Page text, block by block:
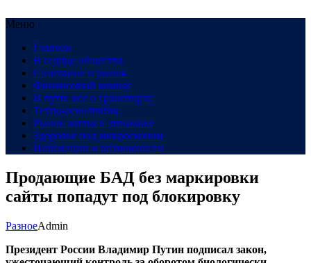
Меню
Главная
В сердце общества
Созидание и рынок
Финансовый компас
В пути: все о транспорте
Техно-революция
Рынок жилья в динамике
Здоровье под микроскопом
Инновации и возможности
Продающие БАД без маркировки
сайты попадут под блокировку
РазноеAdmin
Президент России Владимир Путин подписал закон,